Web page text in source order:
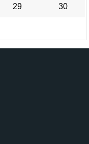
29 30